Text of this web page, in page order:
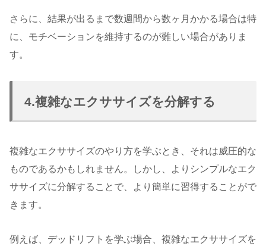
さらに、結果が出るまで数週間から数ヶ月かかる場合は特
に、モチベーションを維持するのが難しい場合がありま
す。
4.複雑なエクササイズを分解する
複雑なエクササイズのやり方を学ぶとき、それは威圧的な
ものであるかもしれません。しかし、よりシンプルなエク
ササイズに分解することで、より簡単に習得することがで
きます。
例えば、デッドリフトを学ぶ場合、複雑なエクササイズを